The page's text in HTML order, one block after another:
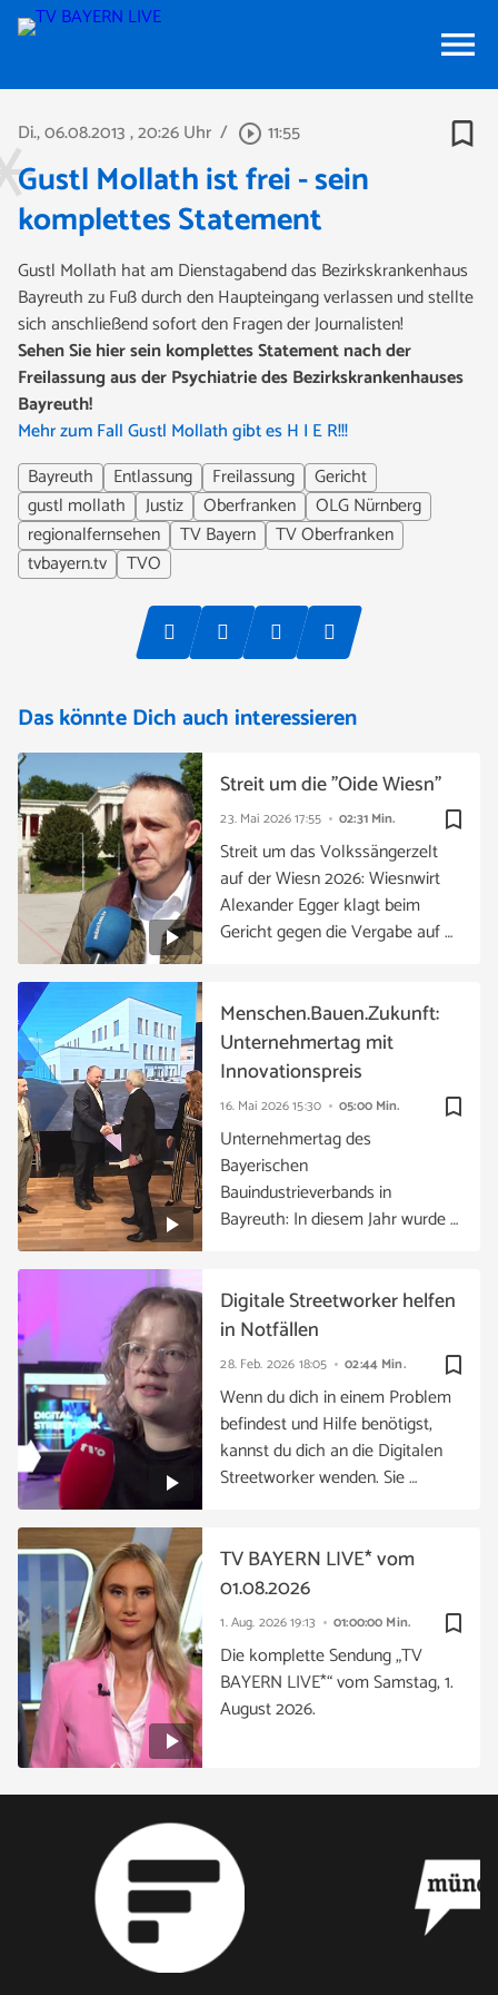
menu
Di., 06.08.2013, 20:26 Uhr / play_circle_outline 11:55 bookmark_border
Gustl Mollath ist frei - sein
komplettes Statement
Gustl Mollath hat am Dienstagabend das Bezirkskrankenhaus
Bayreuth zu Fuß durch den Haupteingang verlassen und stellte
sich anschließend sofort den Fragen der Journalisten!
Sehen Sie hier sein komplettes Statement nach der
Freilassung aus der Psychiatrie des Bezirkskrankenhauses
Bayreuth!
Mehr zum Fall Gustl Mollath gibt es H I E R!!!
Bayreuth
Entlassung Freilassung
Gericht
gustl mollath
Justiz Oberfranken
OLG Nürnberg
regionalfernsehen
TV Bayern
TV Oberfranken
tvbayern.tv
TVO
Das könnte Dich auch interessieren
bookmark_border
23. Mai 202617:55 02:31 Min.
Streit um die "Oide Wiesn"
Streit um das Volkssängerzelt
auf der Wiesn 2026: Wiesnwirt
Alexander Egger klagt beim
Gericht gegen die Vergabe auf …
bookmark_border
16. Mai 202615:30 05:00 Min.
Menschen.Bauen.Zukunft:
Unternehmertag mit
Innovationspreis
Unternehmertag des
Bayerischen
Bauindustrieverbands in
Bayreuth: In diesem Jahr wurde …
bookmark_border
28. Feb. 2026 18:05 02:44 Min.
Digitale Streetworker helfen
in Notfällen
Wenn du dich in einem Problem
befindest und Hilfe benötigst,
kannst du dich an die Digitalen
Streetworker wenden. Sie …
bookmark_border
1. Aug. 202619:13 01:00:00 Min.
TV BAYERN LIVE* vom
01.08.2026
Die komplette Sendung „TV
BAYERN LIVE*“ vom Samstag, 1.
August 2026.